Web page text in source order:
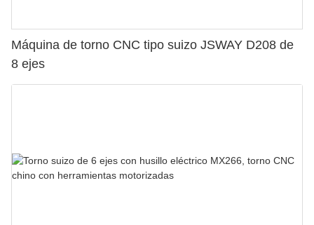
Máquina de torno CNC tipo suizo JSWAY D208 de
8 ejes